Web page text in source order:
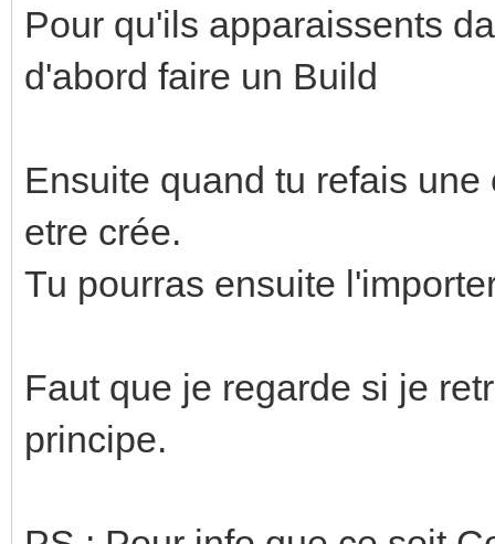
Pour qu'ils apparaissents
d'abord faire un Build
Ensuite quand tu refais
etre crée.
Tu pourras ensuite
Faut que je regarde si je
principe.